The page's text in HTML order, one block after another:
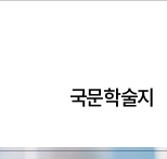
국문학술지